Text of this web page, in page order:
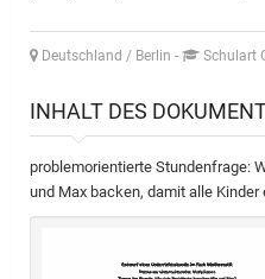
Deutschland / Berlin - Schulart
INHALT DES
problemorientierte Stundenfrage:
und Max backen, damit alle